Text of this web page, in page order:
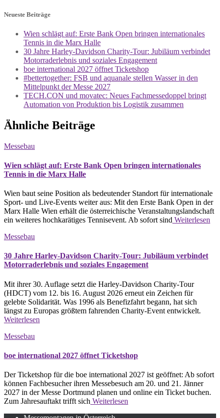
Neueste Beiträge
Wien schlägt auf: Erste Bank Open bringen internationales
Tennis in die Marx Halle
30 Jahre Harley-Davidson Charity-Tour: Jubiläum verbindet
Motorraderlebnis und soziales Engagement
boe international 2027 öffnet Ticketshop
#bettertogether: FSB und aquanale stellen Wasser in den
Mittelpunkt der Messe 2027
TECH.CON und movatec: Neues Fachmessedoppel bringt
Automation von Produktion bis Logistik zusammen
Ähnliche Beiträge
Messebau
Wien schlägt auf: Erste Bank Open bringen internationales
Tennis in die Marx Halle
Wien baut seine Position als bedeutender Standort für internationale
Sport- und Live-Events weiter aus: Mit den Erste Bank Open in der
Marx Halle Wien erhält die österreichische Veranstaltungslandschaft
ein weiteres hochkarätiges Tennisevent. Ab sofort sind Weiterlesen
Messebau
30 Jahre Harley-Davidson Charity-Tour: Jubiläum verbindet
Motorraderlebnis und soziales Engagement
Mit ihrer 30. Auflage setzt die Harley-Davidson Charity-Tour
(HDCT) vom 12. bis 16. August 2026 erneut ein Zeichen für
gelebte Solidarität. Was 1996 als Benefizfahrt begann, hat sich
längst zu Europas größtem fahrenden Charity-Event entwickelt.
Weiterlesen
Messebau
boe international 2027 öffnet Ticketshop
Der Ticketshop für die boe international 2027 ist geöffnet: Ab sofort
können Fachbesucher ihren Messebesuch am 20. und 21. Jänner
2027 in der Messe Dortmund planen und online ein Ticket buchen.
Zum Jahresauftakt trifft sich Weiterlesen